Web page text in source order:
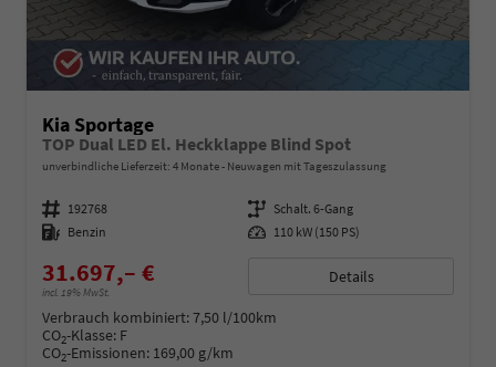
Kia Sportage
TOP Dual LED El. Heckklappe Blind Spot
unverbindliche Lieferzeit: 4 Monate Neuwagen mit Tageszulassung
Fahrzeugnummer 192768 Getriebe Schalt. 6-Gang
Kraftstoff Benzin Leistung 110 kW (150 PS)
31.697,– €
incl. 19% MwSt.
Details
Verbrauch kombiniert:7,50 l/100km
CO2-Klasse: F
CO2-Emissionen: 169,00 g/km